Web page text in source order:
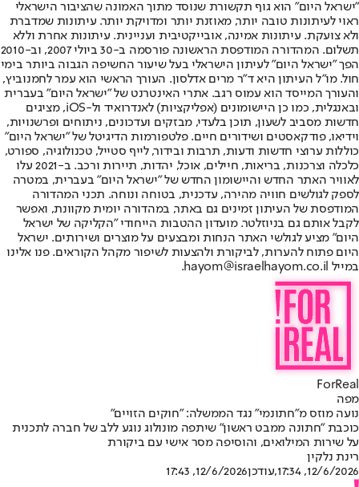
"ישראל היום" הוא גוף תקשורת שנוסד מתוך האמונה שהציבור הישראלי
ראוי לעיתונות טובה יותר, מאוזנת יותר ומדויקת יותר. עיתונות שמדברת
ולא צועקת. עיתונות אמינה, אובייקטיבית ועניינית. עיתונות אחרת וללא
תשלום. המהדורה המודפסת הראשונה פורסמה ב-30 ביולי 2007, וב-2010
הפך "ישראל היום" לעיתון הישראלי בעל שיעור החשיפה הגבוה ביותר בימי
חול. מו"ל העיתון היא ד"ר מרים אדלסון. העורך הראשי הוא עמר לחמנוביץ,
והעורך המייסד הוא עמוס רגב. אתרי האינטרנט של "ישראל היום" בעברית
ובאנגלית, כמו כן היישומונים (אפליקציות) לאנדרואיד ול-iOS, מציגים
חדשות מסביב לשעון, תוכן בלעדי, מבזקים ועדכונים, ניתוחים ופרשנויות,
וידיאו, פודקאסטים ושידורים חיים. פלטפורמות הדיגיטל של "ישראל היום"
כוללות ערוצי חדשות ודעות, תרבות ובידור, לייף סטייל, טכנולוגיה, ספורט,
כלכלה וצרכנות, בריאות, חיילים, אוכל, יהדות, תיירות ורכב. ב-2021 עלו
לאוויר האתר החדש והיישומון החדש של "ישראל היום" בעברית, במטרה
לספק לגולשים חוויה מהירה, עדכנית, בטוחה ונוחה. תכני המהדורה
המודפסת של העיתון זמינים גם באתר, במהדורה יומית מקוונת, ואפשר
לקבל אותם גם בניוזלטר. מועדון ההטבות הייחודי "הקליקה של ישראל
היום" מציע לגולשי האתר הנחות ומבצעים על מוצרים ושירותים. ישראל
היום פתוח להערות, לביקורת ולהצעות לשיפור מקהל הקוראים. פנו אלינו
במייל hayom@israelhayom.co.il.
ForReal
מפה
נועה מוזס מ"חתונמי" נגד הממשלה: "חוקים הזויים"
כוכבת "חתונה ממבט ראשון" שיתפה מונולוג נוגע ללב של חברה לתכנית
על שירות המילואים, והוסיפה מסר אישי עם ביקורת
רינת נלקין
12/6/2026, 17:34
,עודכן12/6/2026, 17:43